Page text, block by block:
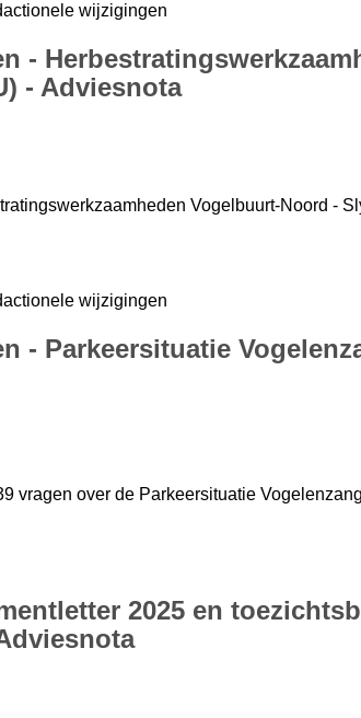
wijzigingen
-
- Adviesnota
Vogelbuurt-Noord -
wijzigingen
- Parkeersituatie
vragen over de Parkeersituatie
2025 en